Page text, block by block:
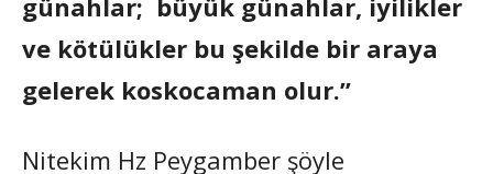
ve kötülükler bu şekilde bir araya
gelerek koskocaman olur.”
Nitekim Hz Peygamber şöyle